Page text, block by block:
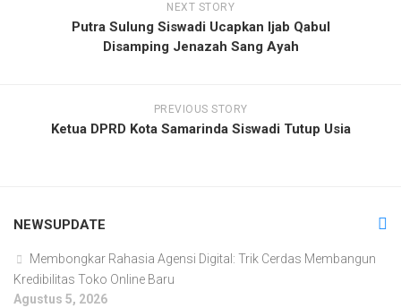
NEXT STORY
Putra Sulung Siswadi Ucapkan Ijab Qabul
Disamping Jenazah Sang Ayah
PREVIOUS STORY
Ketua DPRD Kota Samarinda Siswadi Tutup Usia
NEWSUPDATE
Membongkar Rahasia Agensi Digital: Trik Cerdas Membangun
Kredibilitas Toko Online Baru
Agustus 5, 2026